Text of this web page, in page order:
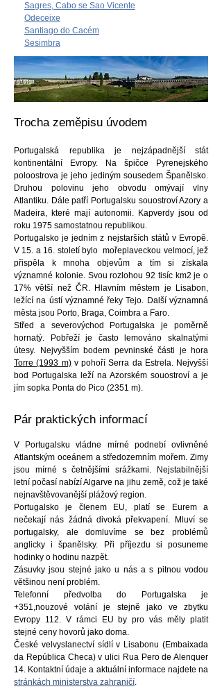
Sagres, Cabo se Sao Vicente
Odeceixe
Santiago do Cacém
Sesimbra
Trocha zeměpisu úvodem
Portugalská republika je nejzápadnější stát
kontinentální Evropy. Na špičce Pyrenejského
poloostrova je jeho jediným sousedem Španělsko.
Druhou polovinu jeho obvodu omývají vlny
Atlantiku. Dále patří Portugalsku souostroví Azory a
Madeira, které mají autonomii. Kapverdy jsou od
roku 1975 samostatnou republikou.
Portugalsko je jedním z nejstarších států v Evropě.
V 15. a 16. století bylo mořeplaveckou velmocí, jež
přispěla k mnoha objevům a tím si získala
významné kolonie. Svou rozlohou 92 tisíc km2 je o
17% větší než ČR. Hlavním městem je Lisabon,
ležící na ústí významné řeky Tejo. Další významná
města jsou Porto, Braga, Coimbra a Faro.
Střed a severovýchod Portugalska je poměrně
hornatý. Pobřeží je často lemováno skalnatými
útesy. Nejvyšším bodem pevninské části je hora
Torre (1993 m)v pohoří Serra da Estrela. Nejvyšší
bod Portugalska leží na Azorském souostroví a je
jím sopka Ponta do Pico (2351 m).
Pár praktických informací
V Portugalsku vládne mírné podnebí ovlivněné
Atlantským oceánem a středozemním mořem. Zimy
jsou mírné s četnějšími srážkami. Nejstabilnější
letní počasí nabízí Algarve na jihu země, což je také
nejnavštěvovanější plážový region.
Portugalsko je členem EU, platí se Eurem a
nečekají nás žádná divoká překvapení. Mluví se
portugalsky, ale domluvíme se bez problémů
anglicky i španělsky. Při příjezdu si posuneme
hodinky o hodinu nazpět.
Zásuvky jsou stejné jako u nás a s pitnou vodou
většinou není problém.
Telefonní předvolba do Portugalska je
+351,nouzové volání je stejně jako ve zbytku
Evropy 112. V rámci EU by pro vás měly platit
stejné ceny hovorů jako doma.
České velvyslanectví sídlí v Lisabonu (Embaixada
da República Checa) v ulici Rua Pero de Alenquer
14. Kontaktní údaje a aktuální informace najdete na
stránkách ministerstva zahraničí.